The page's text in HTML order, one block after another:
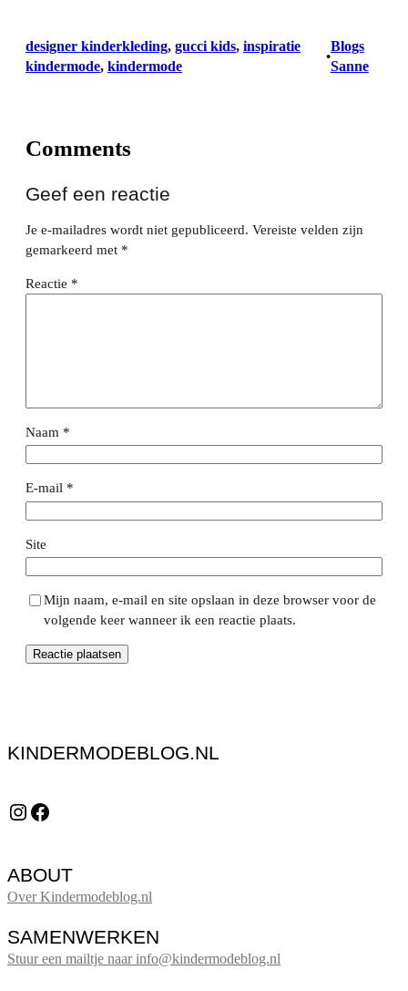
designer kinderkleding, gucci kids, inspiratie
kindermode, kindermode
•
Blogs
Sanne
Comments
Geef een reactie
Je e-mailadres wordt niet gepubliceerd. Vereiste velden zijn
gemarkeerd met *
Reactie *
Naam *
E-mail *
Site
Mijn naam, e-mail en site opslaan in deze browser voor de
volgende keer wanneer ik een reactie plaats.
KINDERMODEBLOG.NL
Instagram Facebook
ABOUT
Over Kindermodeblog.nl
SAMENWERKEN
Stuur een mailtje naar info@kindermodeblog.nl